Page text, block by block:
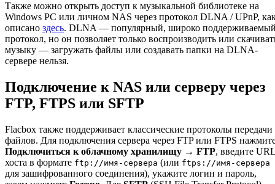
Также можно открыть доступ к музыкальной библиотеке на
Windows PC или личном NAS через протокол DLNA / UPnP,
описано здесь. DLNA — популярный, широко
протокол, но он позволяет только воспроизводить или
музыку — загружать файлы или создавать папки на DLNA-
сервере нельзя.
Подключение к NAS или серверу через
FTP, FTPS или SFTP
Flacbox также поддерживает классические протоколы передачи
файлов. Для подключения сервера через FTP или FTPS
Подключиться к облачному хранилищу → FTP, введите URL
хоста в формате ftp://имя-сервера (или ftps://имя-сервера
для зашифрованного соединения), укажите логин и пароль,